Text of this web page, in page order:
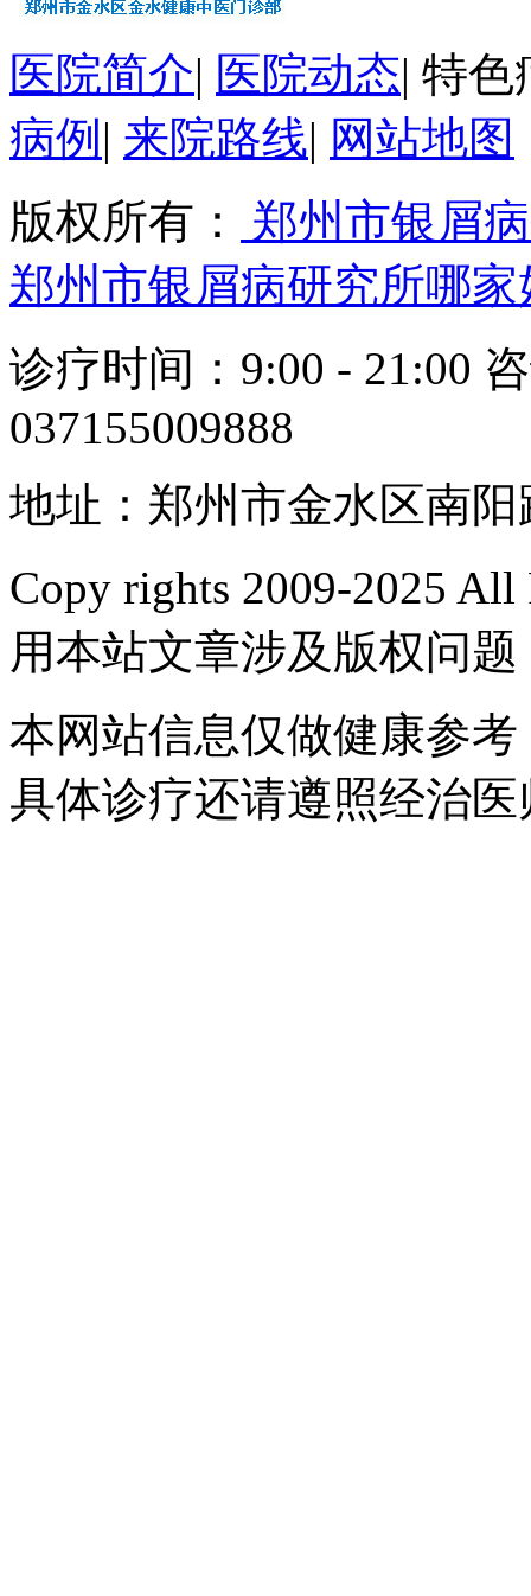
医院简介| 医院动态| 特色
病例 | 来院路线| 网站地图
版权所有：
郑州市银屑
郑州市银屑病研究所哪家
诊疗时间：9:00 - 21:00
037155009888
地址：郑州市金水区南阳
Copy rights 2009-2025
用本站文章涉及版权问
本网站信息仅做健康参
具体诊疗还请遵照经治医